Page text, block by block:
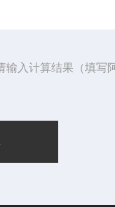
输入计算结果（填写